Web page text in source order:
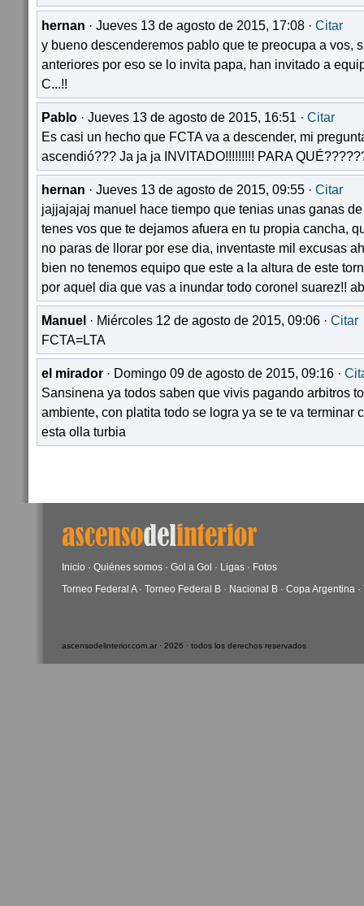
hernan · Jueves 13 de agosto de 2015, 17:08 · Citar
y bueno descenderemos pablo que te preocupa a vos,
anteriores por eso se lo invita papa, han invitado a
C...!!
Pablo · Jueves 13 de agosto de 2015, 16:51 · Citar
Es casi un hecho que FCTA va a descender, mi
ascendió??? Ja ja ja INVITADO!!!!!!!!! PARA
hernan · Jueves 13 de agosto de 2015, 09:55 · Citar
jajjajajaj manuel hace tiempo que tenias unas ganas
tenes vos que te dejamos afuera en tu propia cancha,
no paras de llorar por ese dia, inventaste mil excusas
bien no tenemos equipo que este a la altura de este
por aquel dia que vas a inundar todo coronel suarez!!
Manuel · Miércoles 12 de agosto de 2015, 09:06 · Citar
FCTA=LTA
el mirador · Domingo 09 de agosto de 2015, 09:16 ·
Sansinena ya todos saben que vivis pagando arbitros
ambiente, con platita todo se logra ya se te va terminar
esta olla turbia
Inicio · Quiénes somos · Gol a Gol · Ligas · Fotos
Torneo Federal A· Torneo Federal B · Nacional B · Copa Argentina ·
ascensodelinterior.com.ar · 2026 · todos los derechos reservados